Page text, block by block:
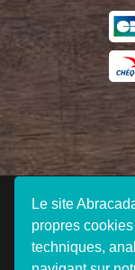
Le site
propres
techniques,
QUI SOMMES-NOUS
CONNEXION
© 2012 - 2026